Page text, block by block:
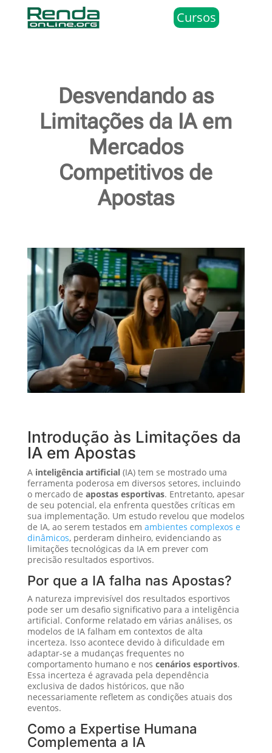
Cursos
Desvendando as
Limitações da IA em
Mercados
Competitivos de
Apostas
Introdução às Limitações da
IA em Apostas
A inteligência artificial(IA) tem se mostrado uma
ferramenta poderosa em diversos setores, incluindo
o mercado de apostas esportivas. Entretanto, apesar
de seu potencial, ela enfrenta questões críticas em
sua implementação. Um estudo revelou que modelos
de IA, ao serem testados em ambientes complexos e
dinâmicos, perderam dinheiro, evidenciando as
limitações tecnológicas da IA em prever com
precisão resultados esportivos.
Por que a IA falha nas Apostas?
A natureza imprevisível dos resultados esportivos
pode ser um desafio significativo para a inteligência
artificial. Conforme relatado em várias análises, os
modelos de IA falham em contextos de alta
incerteza. Isso acontece devido à dificuldade em
adaptar-se a mudanças frequentes no
comportamento humano e nos cenários esportivos.
Essa incerteza é agravada pela dependência
exclusiva de dados históricos, que não
necessariamente refletem as condições atuais dos
eventos.
Como a Expertise Humana
Complementa a IA